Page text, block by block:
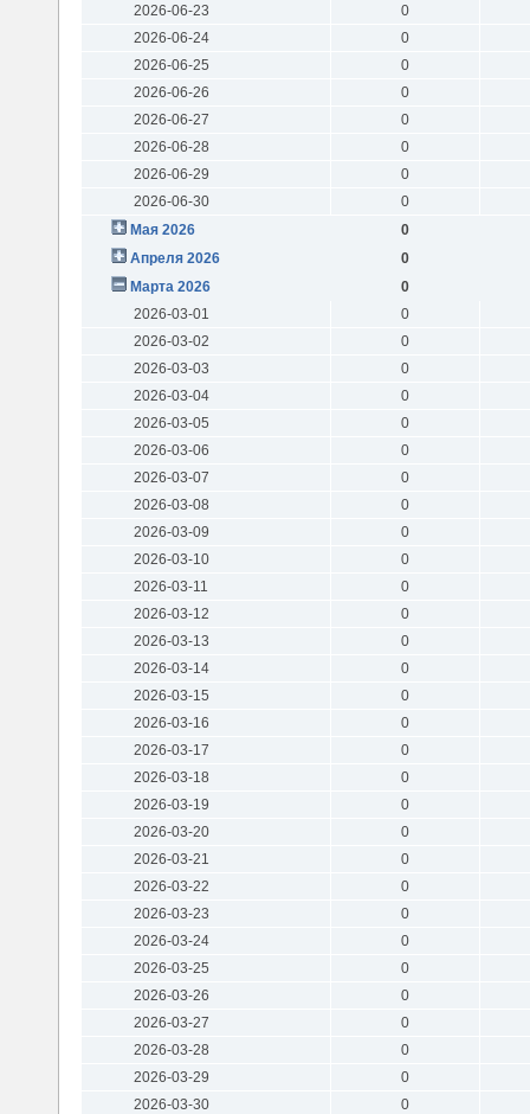
2026-06-23
0
2026-06-24
0
2026-06-25
0
2026-06-26
0
2026-06-27
0
2026-06-28
0
2026-06-29
0
2026-06-30
0
Мая 2026
0
Апреля 2026
0
Марта 2026
0
2026-03-01
0
2026-03-02
0
2026-03-03
0
2026-03-04
0
2026-03-05
0
2026-03-06
0
2026-03-07
0
2026-03-08
0
2026-03-09
0
2026-03-10
0
2026-03-11
0
2026-03-12
0
2026-03-13
0
2026-03-14
0
2026-03-15
0
2026-03-16
0
2026-03-17
0
2026-03-18
0
2026-03-19
0
2026-03-20
0
2026-03-21
0
2026-03-22
0
2026-03-23
0
2026-03-24
0
2026-03-25
0
2026-03-26
0
2026-03-27
0
2026-03-28
0
2026-03-29
0
2026-03-30
0